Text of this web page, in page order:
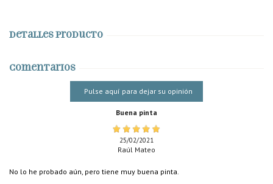
Detalles producto
Comentarios
Pulse aquí para dejar su opinión
Buena pinta
25/02/2021
Raúl Mateo
No lo he probado aún, pero tiene muy buena pinta.